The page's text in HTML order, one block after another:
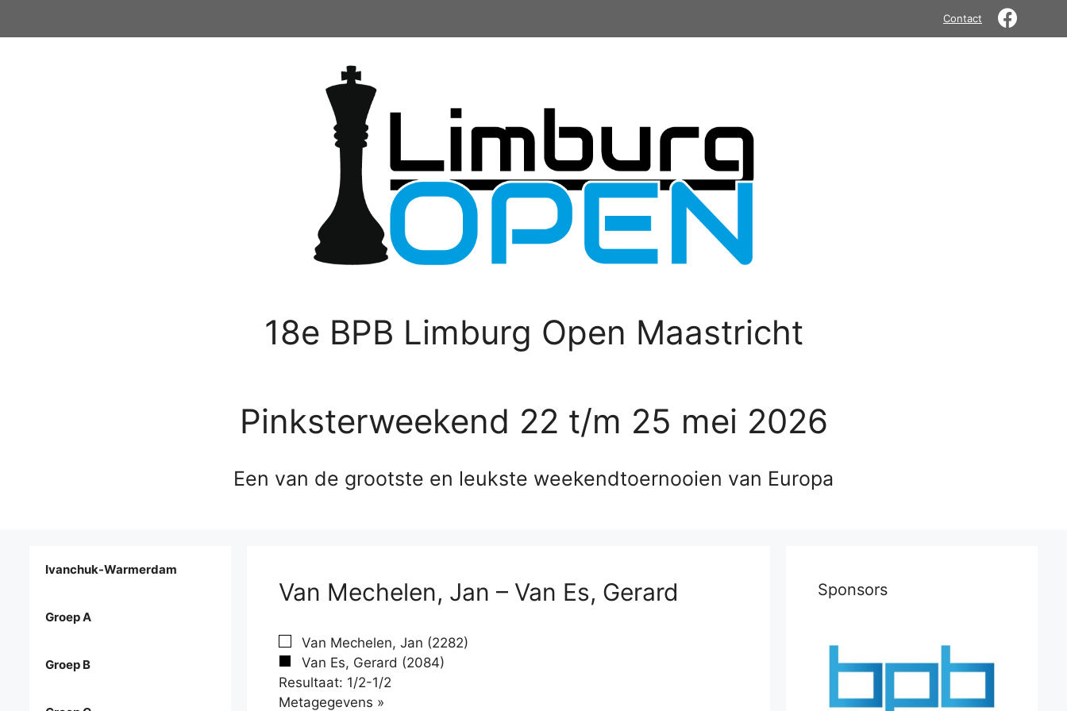
Contact
18e BPB Limburg Open Maastricht
Pinksterweekend 22 t/m 25 mei 2026
Een van de grootste en leukste weekendtoernooien van Europa
Van Mechelen, Jan – Van Es, Gerard
Van Mechelen, Jan (2282)
Van Es, Gerard (2084)
Resultaat: 1/2-1/2
Metagegevens »
Ivanchuk-Warmerdam
Groep A
Groep B
Sponsors